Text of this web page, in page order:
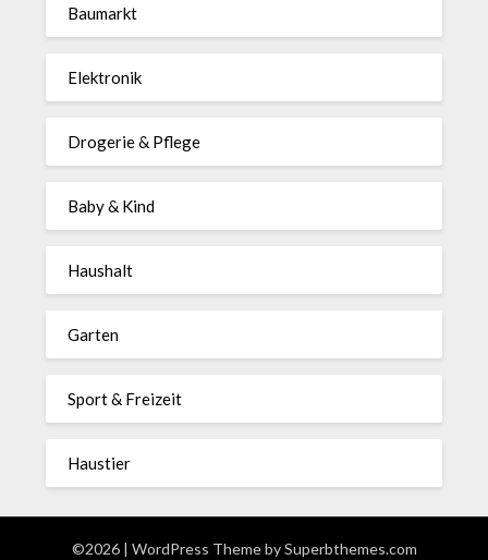
Baumarkt
Elektronik
Drogerie & Pflege
Baby & Kind
Haushalt
Garten
Sport & Freizeit
Haustier
©2026 | WordPress Theme bySuperbthemes.com